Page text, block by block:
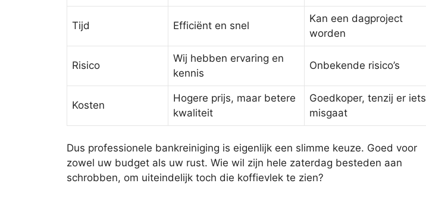
Tijd Efficiënt en snel
Kan een dagproject
worden
Risico
Wij hebben ervaring en
kennis
Onbekende risico’s
Kosten
Hogere prijs, maar betere
kwaliteit
Goedkoper, tenzij er iets
misgaat
Dus professionele bankreiniging is eigenlijk een slimme keuze. Goed voor
zowel uw budget als uw rust. Wie wil zijn hele zaterdag besteden aan
schrobben, om uiteindelijk toch die koffievlek te zien?